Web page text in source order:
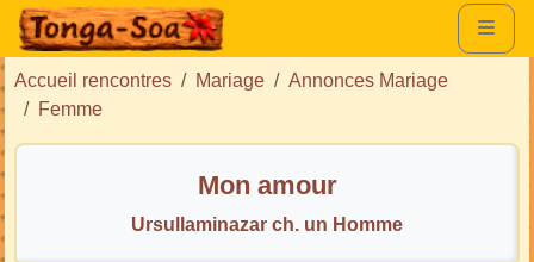
Accueil rencontres Mariage
Annonces Mariage
Femme
Mon amour
Ursullaminazar ch. un Homme